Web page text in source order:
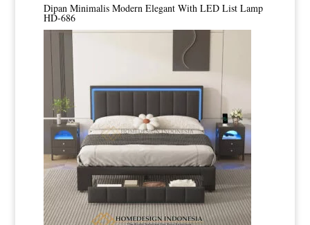
Dipan Minimalis Modern Elegant With LED List Lamp
HD-686